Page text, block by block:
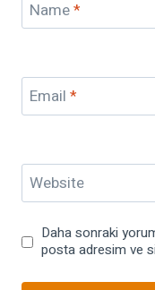
Name*
Email *
Website
Daha sonraki
posta adresim ve